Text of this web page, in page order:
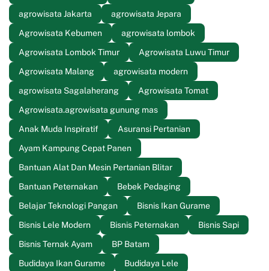
agrowisata Jakarta
agrowisata Jepara
Agrowisata Kebumen
agrowisata lombok
Agrowisata Lombok Timur
Agrowisata Luwu Timur
Agrowisata Malang
agrowisata modern
agrowisata Sagalaherang
Agrowisata Tomat
Agrowisata.agrowisata gunung mas
Anak Muda Inspiratif
Asuransi Pertanian
Ayam Kampung Cepat Panen
Bantuan Alat Dan Mesin Pertanian Blitar
Bantuan Peternakan
Bebek Pedaging
Belajar Teknologi Pangan
Bisnis Ikan Gurame
Bisnis Lele Modern
Bisnis Peternakan
Bisnis Sapi
Bisnis Ternak Ayam
BP Batam
Budidaya Ikan Gurame
Budidaya Lele